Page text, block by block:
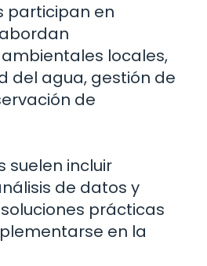
participan en
locales,
del agua, gestión de
de
suelen incluir
de datos y
prácticas
en la